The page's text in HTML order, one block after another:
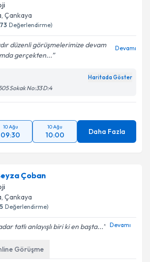
, Çankaya
Değerlendirme)
düzenli görüşmelerimize devam
gerçekten...
Devamı
Haritada Göster
Sokak No:33 D:4
10 Ağu
09:30
10 Ağu
10:00 Daha Fazla
Çoban
, Çankaya
Değerlendirme)
tatlı anlayışlı biri ki en başta... Devamı
Görüşme